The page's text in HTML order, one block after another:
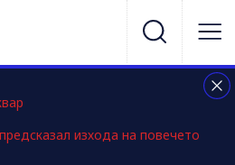
изхода на повечето